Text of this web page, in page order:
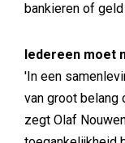
bankieren of
Iedereen moet
'In een
van groot belang
zegt Olaf